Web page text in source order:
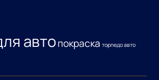
автопокраска торпедо авто